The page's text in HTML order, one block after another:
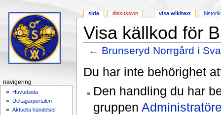
Visa källkod för
← Brunseryd Norrgård i
Du har inte behörighet
Den handling du har
gruppen
sida diskussion visa wikitext historik
navigering
Huvudsida
Deltagarportalen
Aktuella händelser